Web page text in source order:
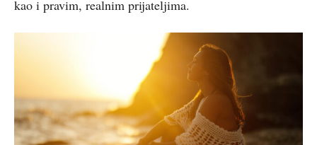
kao i pravim, realnim prijateljima.